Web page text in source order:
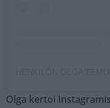
Olga kertoi